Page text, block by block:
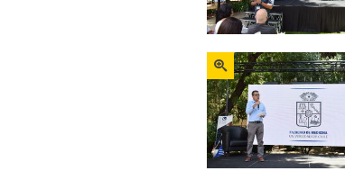
Zoom